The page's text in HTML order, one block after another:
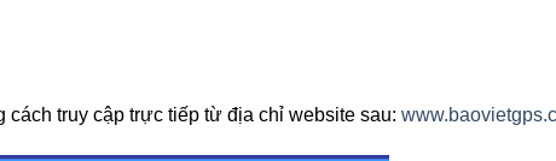
truy cập trực tiếp từ địa chỉ website sau: